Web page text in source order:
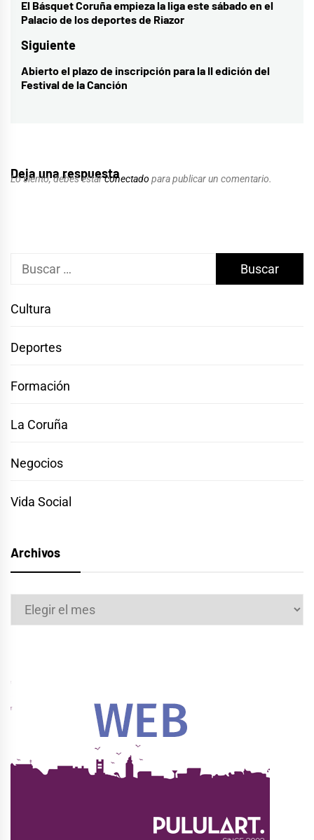
de
Entrada
anterior:
El Básquet Coruña empieza la liga este sábado en el
Palacio de los deportes de Riazor
Siguiente
Entrada
siguiente:
Abierto el plazo de inscripción para la II edición del
Festival de la Canción
Deja una respuesta
Lo siento, debes estarconectado para publicar un comentario.
Buscar:
Cultura
Deportes
Formación
La Coruña
Negocios
Vida Social
Archivos
Archivos